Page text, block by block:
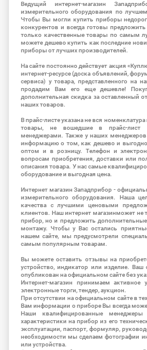
Ведущий интернет-магазин
измерительного оборудования по
Чтобы Вы могли купить приборы
конкурентов и всегда готовы
только качественные товары по самым
можете дешево купить как последние
приборы от лучших производителей.
На сайте постоянно действует акция
интернет-ресурсе (доска объявлений,
сервиса) у товара, представленного на
продадим Вам его еще дешевле!
дополнительная скидка за оставленный
наших товаров.
В прайс-листе указана не вся
товары, не вошедшие в прайс-лист
менеджерами. Также у наших
информацию о том, как дешево и
оптом и в розницу. Телефон и
вопросам приобретения, доставки или
описания товара. У нас самые
оборудование и выгодная цена.
Интернет магазин Западприбор -
измерительного оборудования. Наша
качества с лучшими ценовыми
клиентов. Наш интернет магазинможет
прибор, но и предложить дополнительные
монтажу. Чтобы у Вас остались
нашем сайте, мы предусмотрели
самым популярным товарам.
Вы можете оставить отзывы на
устройство, индикатор или изделие.
опубликован на официальном сайте без
Интернет-магазин принимаем активное
электронные торги, тендер, аукцион.
При отсутствии на официальном сайте в
Вам информации о приборе Вы всегда
Наши квалифицированные менеджеры
характеристики на прибор из его
эксплуатации, паспорт, формуляр,
необходимости мы сделаем фотографии
или устройства.